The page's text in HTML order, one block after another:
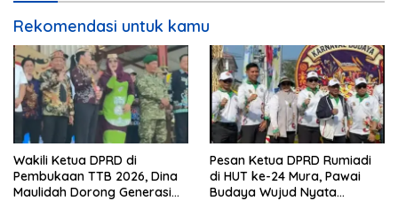
Rekomendasi untuk kamu
Wakili Ketua DPRD di
Pembukaan TTB 2026, Dina
Maulidah Dorong Generasi
Pesan Ketua DPRD Rumiadi
di HUT ke-24 Mura, Pawai
Budaya Wujud Nyata